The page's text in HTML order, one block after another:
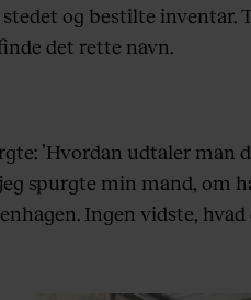
og bestilte inventar.
det rette navn.
’Hvordan udtaler man
spurgte min mand, om
Ingen vidste, hvad